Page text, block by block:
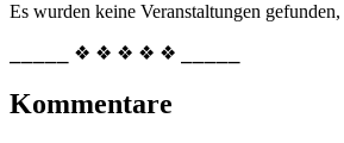
Es wurden keine Veranstaltungen
⎯⎯⎯⎯⎯ ❖ ❖ ❖ ❖ ❖ ⎯⎯⎯⎯⎯
Kommentare